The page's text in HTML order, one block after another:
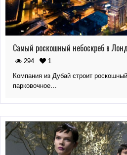
Самый роскошный небоскреб в
294
1
Компания из Дубай строит
парковочное…